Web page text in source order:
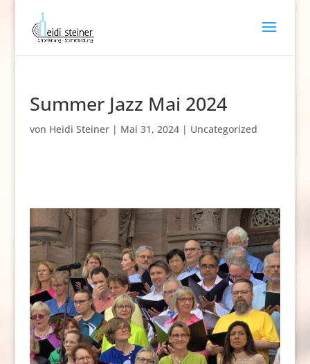
Summer Jazz Mai 2024
von Heidi Steiner| Mai 31, 2024| Uncategorized